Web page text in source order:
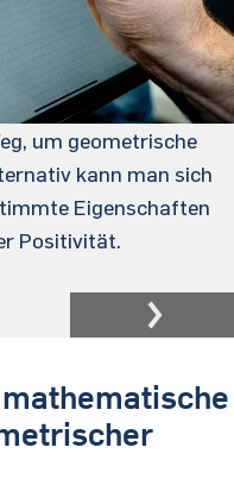
um geometrische
kann man sich
Eigenschaften
Positivität.